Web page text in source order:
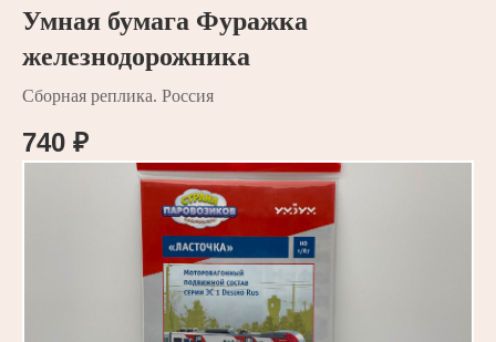
Умная бумага Фуражка
железнодорожника
Сборная реплика. Россия
740 ₽